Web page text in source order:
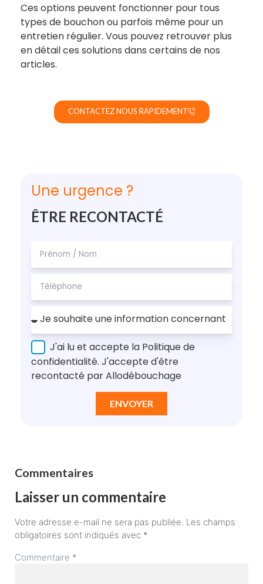
Ces options peuvent fonctionner pour tous
types de bouchon ou parfois même pour un
entretien régulier. Vous pouvez retrouver plus
en détail ces solutions dans certains de nos
articles.
CONTACTEZ NOUS RAPIDEMENT
Une urgence ?
ÊTRE RECONTACTÉ
J'ai lu et accepte la Politique de
confidentialité. J'accepte d'être
recontacté par Allodébouchage
ENVOYER
Commentaires
Laisser un commentaire
Votre adresse e-mail ne sera pas publiée. Les champs
obligatoires sont indiqués avec *
Commentaire *